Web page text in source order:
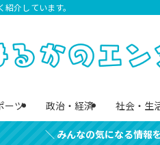
介しています。
ーツ 政治・経済 社会・生
＼ みんなの気になる情報